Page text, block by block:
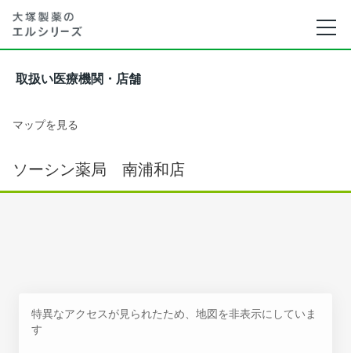
取扱い医療機関・店舗
マップを見る
ソーシン薬局 南浦和店
特異なアクセスが見られたため、地図を非表示にしていま
す